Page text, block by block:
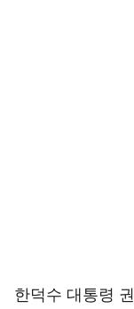
한덕수 대통령